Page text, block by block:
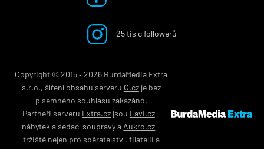
25 tisíc followerů
Copyright © 2015 ‐ 2026 BurdaMedia Extra
s.r.o., šíření obsahu serveru G.czje bez
písemného souhlasu zakázáno.
Partneři serveru Extra.czjsou Favi.cz-
nábyteka sedací soupravyaAukro.cz-
tržiště nejen pro sběratelství, filatelii a